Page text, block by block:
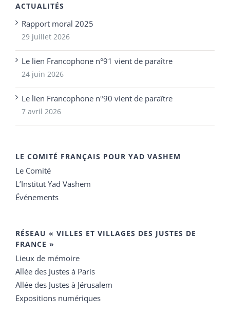
ACTUALITÉS
Rapport moral 2025
29 juillet 2026
Le lien Francophone n°91 vient de paraître
24 juin 2026
Le lien Francophone n°90 vient de paraître
7 avril 2026
LE COMITÉ FRANÇAIS POUR YAD VASHEM
Le Comité
L’Institut Yad Vashem
Événements
RÉSEAU « VILLES ET VILLAGES DES JUSTES DE
FRANCE »
Lieux de mémoire
Allée des Justes à Paris
Allée des Justes à Jérusalem
Expositions numériques